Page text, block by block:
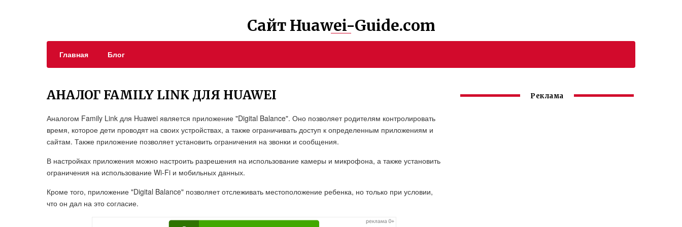
Сайт Huawei-Guide.com
Главная Блог
АНАЛОГ FAMILY LINK ДЛЯ HUAWEI
Аналогом Family Link для Huawei является приложение "Digital Balance". Оно позволяет родителям контролировать
время, которое дети проводят на своих устройствах, а также ограничивать доступ к определенным приложениям и
сайтам. Также приложение позволяет установить ограничения на звонки и сообщения.
В настройках приложения можно настроить разрешения на использование камеры и микрофона, а также установить
ограничения на использование Wi-Fi и мобильных данных.
Кроме того, приложение "Digital Balance" позволяет отслеживать местоположение ребенка, но только при условии,
что он дал на это согласие.
Реклама